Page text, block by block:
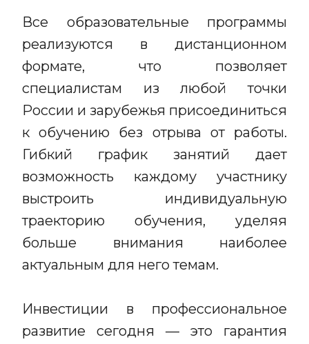
Все образовательные программы
реализуются в дистанционном
формате, что позволяет
специалистам из любой точки
России и зарубежья присоединиться
к обучению без отрыва от работы.
Гибкий график занятий дает
возможность каждому участнику
выстроить индивидуальную
траекторию обучения, уделяя
больше внимания наиболее
актуальным для него темам.
Инвестиции в профессиональное
развитие сегодня — это гарантия